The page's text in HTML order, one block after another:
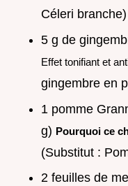
Céleri branche)
5 g de
Effet tonifiant et
gingembre en
1 pomme
g) Pourquoi ce
(Substitut :
2 feuilles de